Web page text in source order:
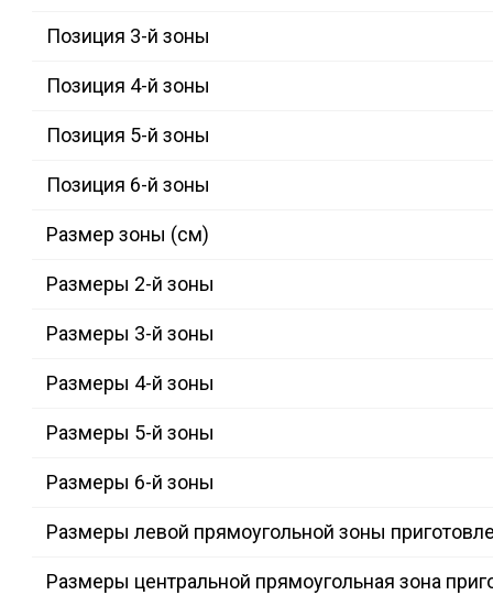
Позиция 3-й зоны
Позиция 4-й зоны
Позиция 5-й зоны
Позиция 6-й зоны
Размер зоны (см)
Размеры 2-й зоны
Размеры 3-й зоны
Размеры 4-й зоны
Размеры 5-й зоны
Размеры 6-й зоны
Размеры левой прямоугольной зоны
Размеры центральной прямоугольная зона